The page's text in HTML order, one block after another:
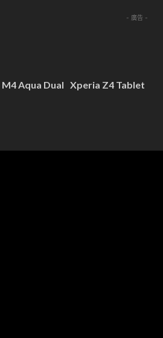
- 廣告 -
M4 Aqua Dual Xperia Z4 Tablet